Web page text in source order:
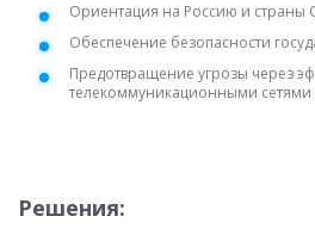
Ориентация на Россию и страны
Обеспечение безопасности
Предотвращение угрозы через
телекоммуникационными сетями
Решения: